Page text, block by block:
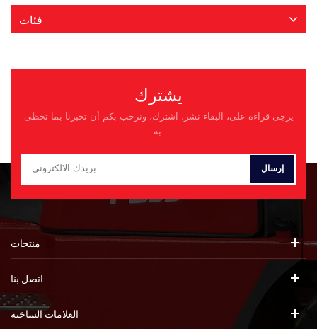
فئات
يشترك
يرجى قراءة على، البقاء نشر، اشترك، ونرحب بكم أن تخبرنا بما تحظى
به.
منتجات
اتصل بنا
العلامات الساخنة